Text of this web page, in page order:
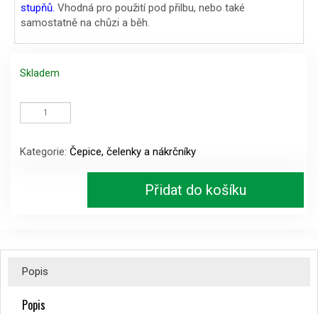
stupňů. Vhodná pro použití pod přilbu, nebo také
samostatně na chůzi a běh.
Skladem
přilbu
jaro/podzim
Kategorie: Čepice, čelenky a nákrčníky
Přidat do košíku
Popis
Popis